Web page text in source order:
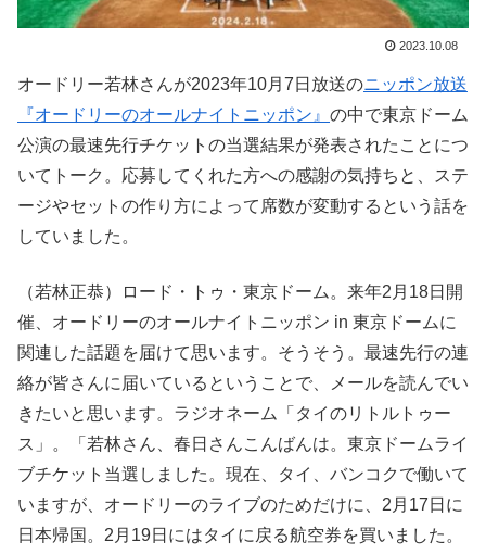
2023.10.08
オードリー若林さんが2023年10月7日放送のニッポン放送
『オードリーのオールナイトニッポン』 の中で東京ドーム
公演の最速先行チケットの当選結果が発表されたことにつ
いてトーク。応募してくれた方への感謝の気持ちと、ステ
ージやセットの作り方によって席数が変動するという話を
していました。
（若林正恭）ロード・トゥ・東京ドーム。来年2月18日開
催、オードリーのオールナイトニッポン in 東京ドームに
関連した話題を届けて思います。そうそう。最速先行の連
絡が皆さんに届いているということで、メールを読んでい
きたいと思います。ラジオネーム「タイのリトルトゥー
ス」。「若林さん、春日さんこんばんは。東京ドームライ
ブチケット当選しました。現在、タイ、バンコクで働いて
いますが、オードリーのライブのためだけに、2月17日に
日本帰国。2月19日にはタイに戻る航空券を買いました。